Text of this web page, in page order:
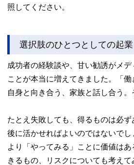
照してください。
選択肢のひとつとしての起業
成功者の経験談や、甘い勧誘がメ
ことが本当に増えてきました。「
自身と向き合う、家族と話し合う。
たとえ失敗しても、得るものは必
後に活かせればよいのではないでし
より「やってみる」ことに価値は
きるもの、リスクについても考え